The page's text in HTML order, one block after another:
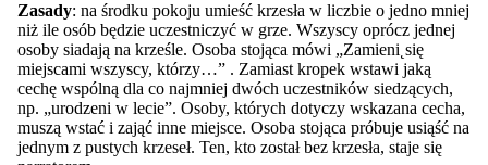
Zasady: na środku pokoju umieść krzesła w liczbie o jedno mniej
niż ile osób będzie uczestniczyć w grze. Wszyscy oprócz jednej
osoby siadają na krześle. Osoba stojąca mówi „Zamieni˛się
miejscami wszyscy, którzy…” . Zamiast kropek wstawi jaką
cechę wspólną dla co najmniej dwóch uczestników siedzących,
np. „urodzeni w lecie”. Osoby, których dotyczy wskazana cecha,
muszą wstać i zająć inne miejsce. Osoba stojąca próbuje usiąść na
jednym z pustych krzeseł. Ten, kto został bez krzesła, staje się